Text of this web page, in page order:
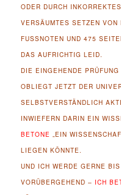
ODER DURCH
VERSÄUMTES SETZEN VON
USSNOTEN UND 475 SEITEN
S AUFRICHTIG LEID.
DIE EINGEHENDE
OBLIEGT JETZT DER
SELBSTVERSTÄNDLICH
INWIEFERN DARIN EIN
BETONE„EIN
LIEGEN KÖNNTE.
UND ICH WERDE GERNE
VORÜBERGEHEND – ICH